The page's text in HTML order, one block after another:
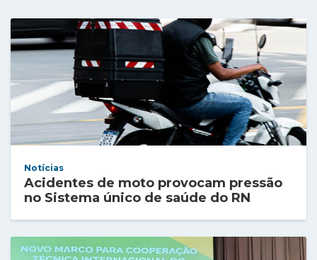
Notícias
Acidentes de moto provocam pressão
no Sistema único de saúde do RN